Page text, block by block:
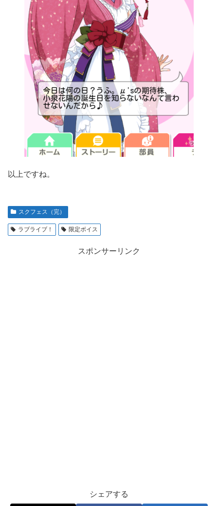
以上ですね。
スクフェス（完）
ラブライブ！ 限定ボイス
スポンサーリンク
シェアする